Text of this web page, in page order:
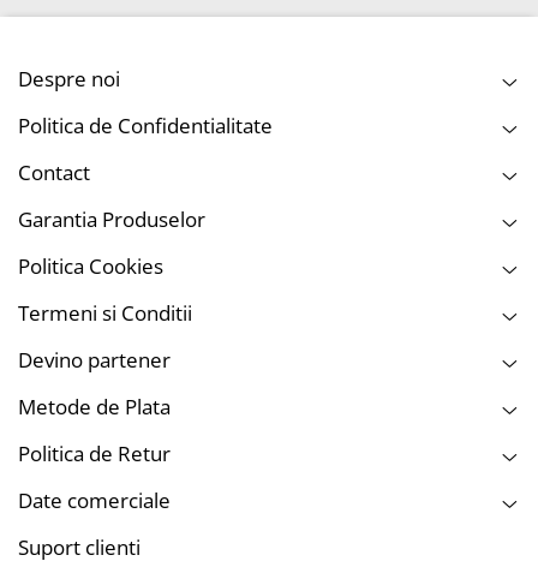
Despre noi
Politica de Confidentialitate
Contact
Garantia Produselor
Politica Cookies
Termeni si Conditii
Devino partener
Metode de Plata
Politica de Retur
Date comerciale
Suport clienti